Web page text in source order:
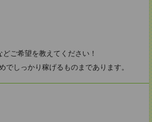
ご希望を教えてください！
でしっかり稼げるものまであります。